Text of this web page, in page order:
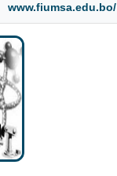
www.fiumsa.edu.bo/